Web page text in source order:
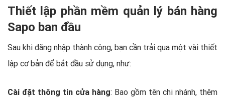
Thiết lập phần mềm quản lý bán hàng
Sapo ban đầu
Sau khi đăng nhập thành công, bạn cần trải qua một vài thiết
lập cơ bản để bắt đầu sử dụng, như:
Cài đặt thông tin cửa hàng: Bao gồm tên chi nhánh, thêm